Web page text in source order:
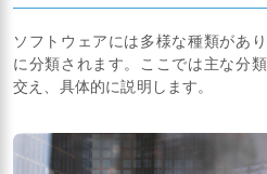
ソフトウェアには多様な種類があ
に分類されます。ここでは主な分
交え、具体的に説明します。